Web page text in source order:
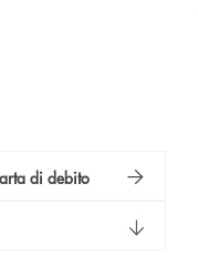
di debito